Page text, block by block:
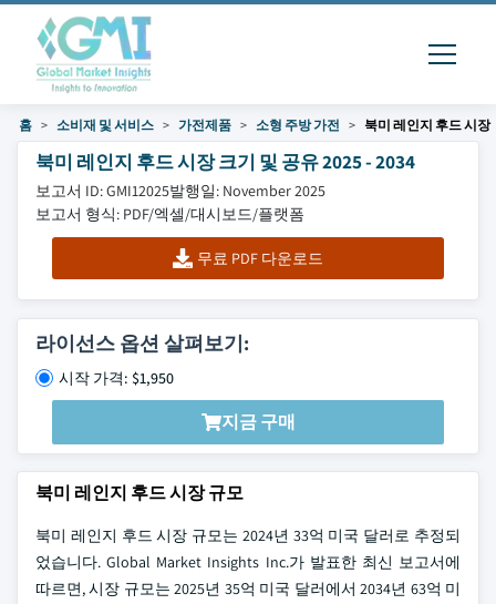
홈 소비재 및 서비스 가전제품 소형 주방 가전 북미 레인지 후드 시장
북미 레인지 후드 시장 크기 및 공유 2025 - 2034
보고서 ID: GMI12025발행일: November 2025
보고서 형식: PDF/엑셀/대시보드/플랫폼
무료 PDF 다운로드
라이선스 옵션 살펴보기:
시작 가격: $1,950
지금 구매
북미 레인지 후드 시장 규모
북미 레인지 후드 시장 규모는 2024년 33억 미국 달러로 추정되
었습니다. Global Market Insights Inc.가 발표한 최신 보고서에
따르면, 시장 규모는 2025년 35억 미국 달러에서 2034년 63억 미